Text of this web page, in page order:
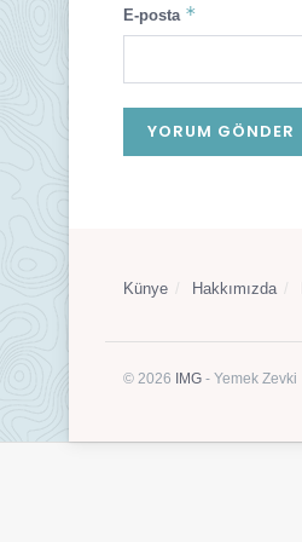
E-posta *
Künye Hakkımızda
© 2026 IMG - Yemek Zevki